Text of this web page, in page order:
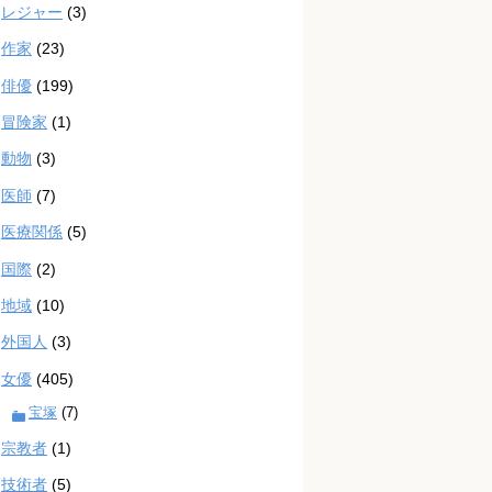
レジャー (3)
作家 (23)
俳優 (199)
冒険家 (1)
動物 (3)
医師 (7)
医療関係 (5)
国際 (2)
地域 (10)
外国人 (3)
女優 (405)
宝塚 (7)
宗教者 (1)
技術者 (5)